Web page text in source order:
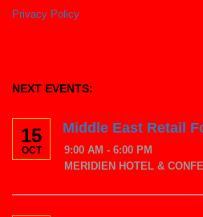
Privacy Policy
NEXT EVENTS:
15
OCT
Middle East Retail
9:00 AM - 6:00 PM
MERIDIEN HOTEL &